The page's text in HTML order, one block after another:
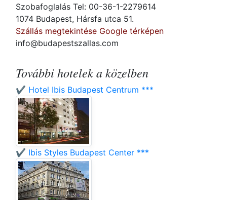
Szobafoglalás Tel: 00-36-1-2279614
1074 Budapest, Hársfa utca 51.
Szállás megtekintése Google térképen
info@budapestszallas.com
További hotelek a közelben
✔️ Hotel Ibis Budapest Centrum ***
✔️ Ibis Styles Budapest Center ***